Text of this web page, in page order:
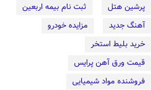
پرشین هتل
ثبت نام بیمه اربعین
آهنگ جدید
مزایده خودرو
خرید بلیط استخر
قیمت ورق آهن پرایس
فروشنده مواد شیمیایی